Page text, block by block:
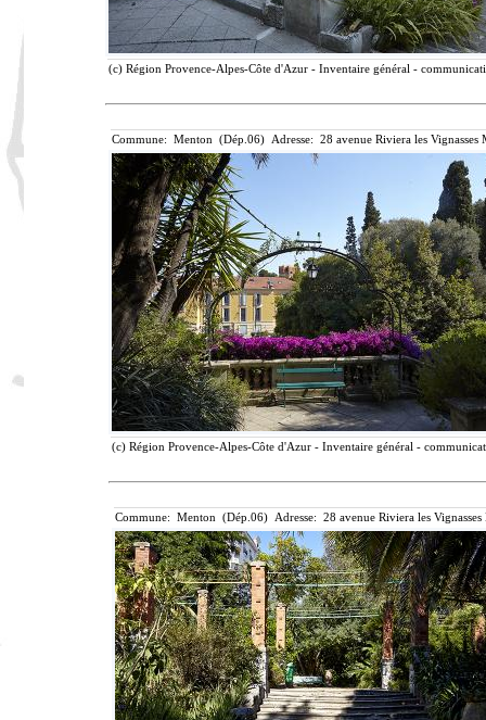
(c) Région Provence-Alpes-Côte d'Azur - Inventaire général -
Commune: Menton (Dép.06) Adresse: 28 avenue Riviera les
(c) Région Provence-Alpes-Côte d'Azur - Inventaire général -
Commune: Menton (Dép.06) Adresse: 28 avenue Riviera les